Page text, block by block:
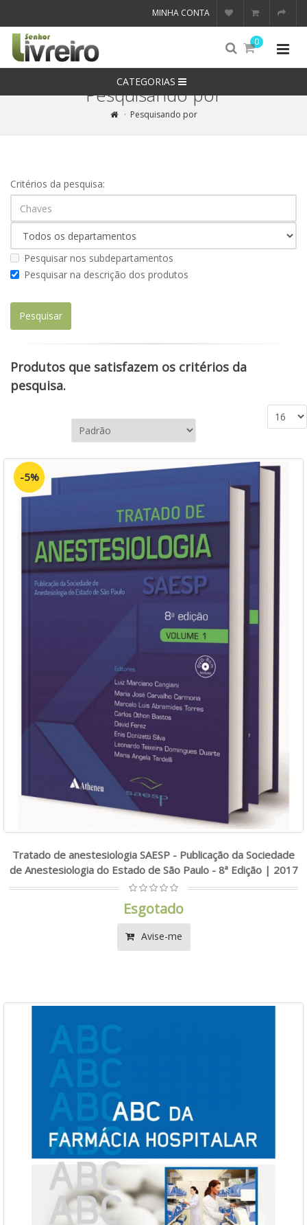
MINHA CONTA
0
CATEGORIAS
Pesquisando por
Pesquisando por
Critérios da pesquisa:
Pesquisar nos subdepartamentos
Pesquisar na descrição dos produtos
Produtos que satisfazem os critérios da
pesquisa.
-5%
Tratado de anestesiologia SAESP - Publicação da Sociedade
de Anestesiologia do Estado de São Paulo - 8ª Edição | 2017
Esgotado
Avise-me